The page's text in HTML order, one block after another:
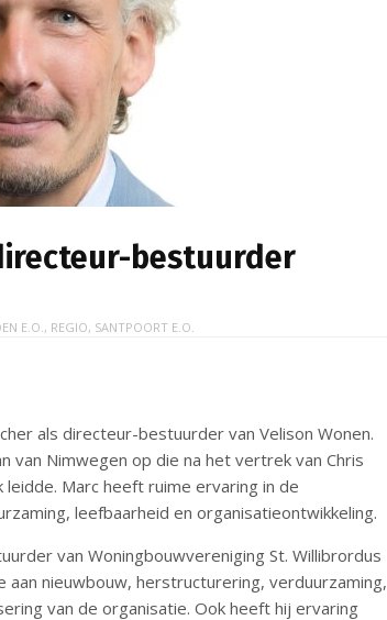
bestuurder
E.O., REGIO, SANTPOORT E.O.
als directeur-bestuurder van Velison Wonen.
Nimwegen op die na het vertrek van Chris
Marc heeft ruime ervaring in de
leefbaarheid en organisatieontwikkeling.
van Woningbouwvereniging St. Willibrordus
nieuwbouw, herstructurering, verduurzaming,
van de organisatie. Ook heeft hij ervaring